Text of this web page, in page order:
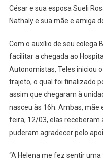
César e sua esposa Sueli
Nathaly e sua mãe e amiga
Com o auxílio de seu colega
facilitar a chegada ao
Autonomistas, Teles iniciou
trajeto, o qual foi finalizado
assim que chegaram à
nasceu às 16h. Ambas, mãe
feira, 12/03, elas receberam
puderam agradecer pelo
“A Helena me fez sentir